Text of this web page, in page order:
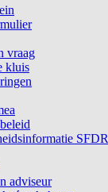
vraag
kluis
SFDR
adviseur